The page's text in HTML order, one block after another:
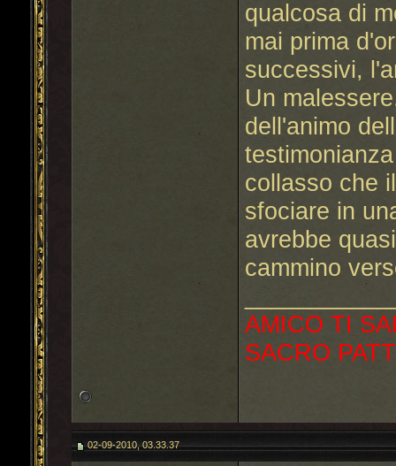
qualcosa di
mai prima
successivi,
Un
dell'animo
collasso che
sfociare in
avrebbe
cammino
AMICO TI
SACRO
02-09-2010, 03.33.37